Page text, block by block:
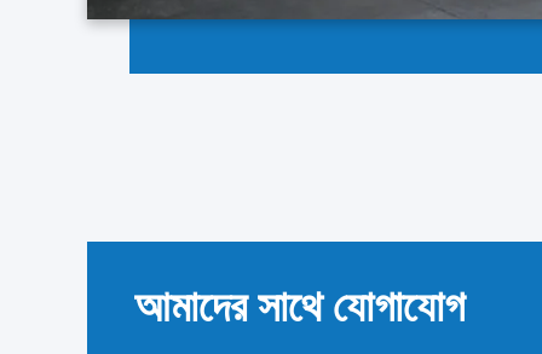
আমাদের সাথে যোগাযোগ